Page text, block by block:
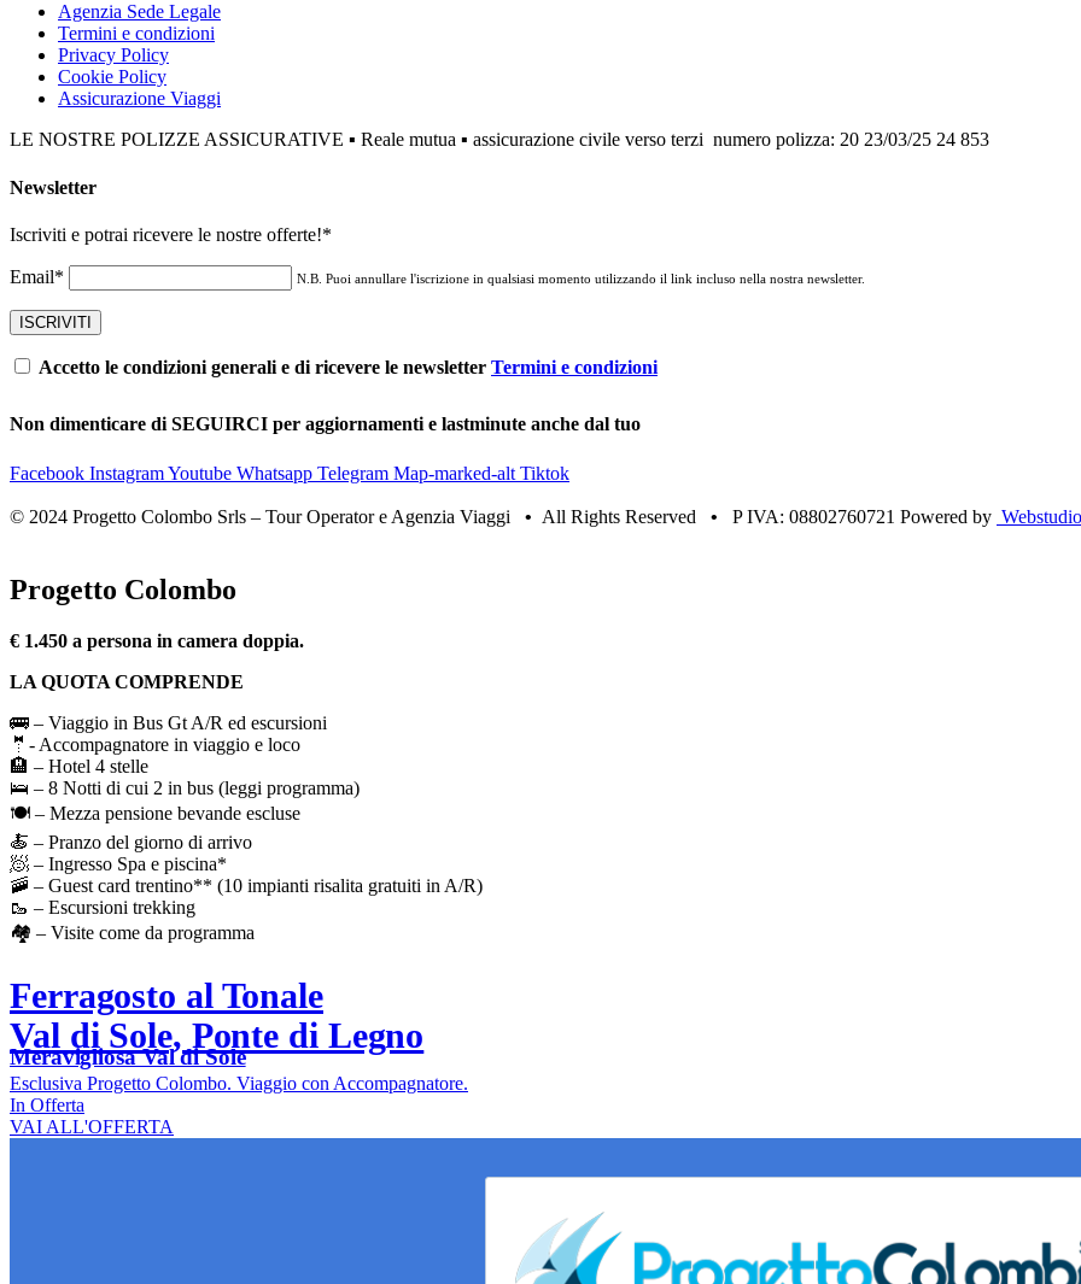
Agenzia Sede Legale
Termini e condizioni
Privacy Policy
Cookie Policy
Assicurazione Viaggi
LE NOSTRE POLIZZE ASSICURATIVE ▪ Reale mutua ▪ assicurazione civile verso terzi numero polizza: 20 23/03/25 24 853
Newsletter
Iscriviti e potrai ricevere le nostre offerte!*
Email* N.B. Puoi annullare l'iscrizione in qualsiasi momento utilizzando il link incluso nella nostra newsletter.
Accetto le condizioni generali e di ricevere le newsletter Termini e condizioni
Non dimenticare di SEGUIRCI per aggiornamenti e lastminute anche dal tuo
Facebook InstagramYoutube Whatsapp Telegram Map-marked-alt Tiktok
© 2024 Progetto Colombo Srls – Tour Operator e Agenzia Viaggi • All Rights Reserved • P IVA: 08802760721 Powered by
Progetto Colombo
€ 1.450 a persona in camera doppia.
LA QUOTA COMPRENDE
🚌 – Viaggio in Bus Gt A/R ed escursioni
🤵- Accompagnatore in viaggio e loco
🏨 – Hotel 4 stelle
🛌 – 8 Notti di cui 2 in bus (leggi programma)
🍽️ – Mezza pensione bevande escluse
🍝 – Pranzo del giorno di arrivo
🧖 – Ingresso Spa e piscina*
🚠 – Guest card trentino** (10 impianti risalita gratuiti in A/R)
🥾 – Escursioni trekking
🏘️ – Visite come da programma
Ferragosto al Tonale
Val di Sole, Ponte di Legno
Meravigliosa Val di Sole
Esclusiva Progetto Colombo. Viaggio con Accompagnatore.
In Offerta
VAI ALL'OFFERTA